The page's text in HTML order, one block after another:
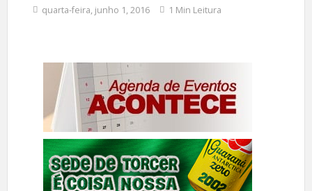
quarta-feira, junho 1, 2016 1 Min Leitura